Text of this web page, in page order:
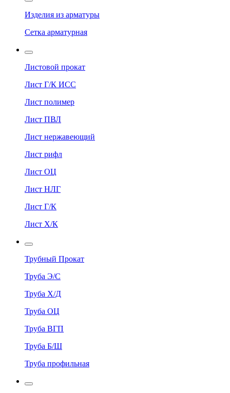
Изделия из арматуры
Сетка арматурная
Листовой прокат
Лист Г/К ИСС
Лист полимер
Лист ПВЛ
Лист нержавеющий
Лист рифл
Лист ОЦ
Лист НЛГ
Лист Г/К
Лист Х/К
Трубный Прокат
Труба Э/С
Труба Х/Д
Труба ОЦ
Труба ВГП
Труба Б/Ш
Труба профильная